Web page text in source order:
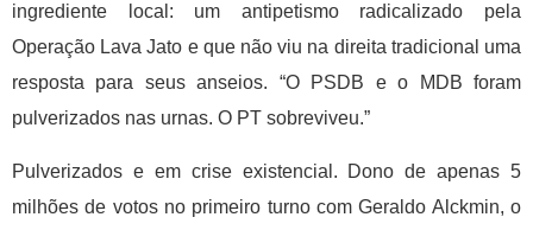
ingrediente local: um antipetismo radicalizado pela
Operação Lava Jato e que não viu na direita tradicional uma
resposta para seus anseios. “O PSDB e o MDB foram
pulverizados nas urnas. O PT sobreviveu.”
Pulverizados e em crise existencial. Dono de apenas 5
milhões de votos no primeiro turno com Geraldo Alckmin, o